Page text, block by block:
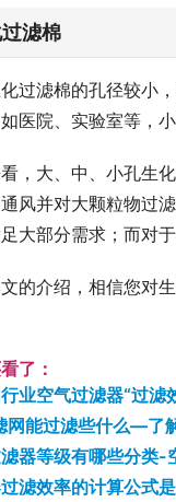
滤棉
过滤棉的孔径较小
医院、实验室等，
，大、中、小孔生
风并对大颗粒物过
大部分需求；而对
的介绍，相信您对
了：
业空气过滤器“过滤
网能过滤些什么—了
器等级有哪些分类-
滤效率的计算公式